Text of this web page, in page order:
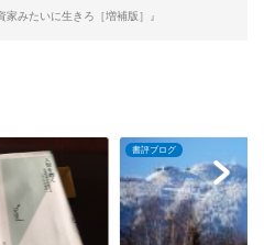
家みたいに生きろ［増補版］』
書評ブログ